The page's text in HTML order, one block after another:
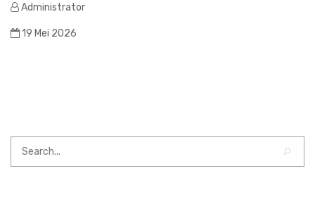
Administrator
19 Mei 2026